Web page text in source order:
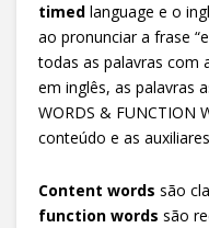
timed language e o
ao pronunciar a frase
todas as palavras com
em inglês, as palavras
WORDS & FUNCTION
conteúdo e as
Content words são
function words são